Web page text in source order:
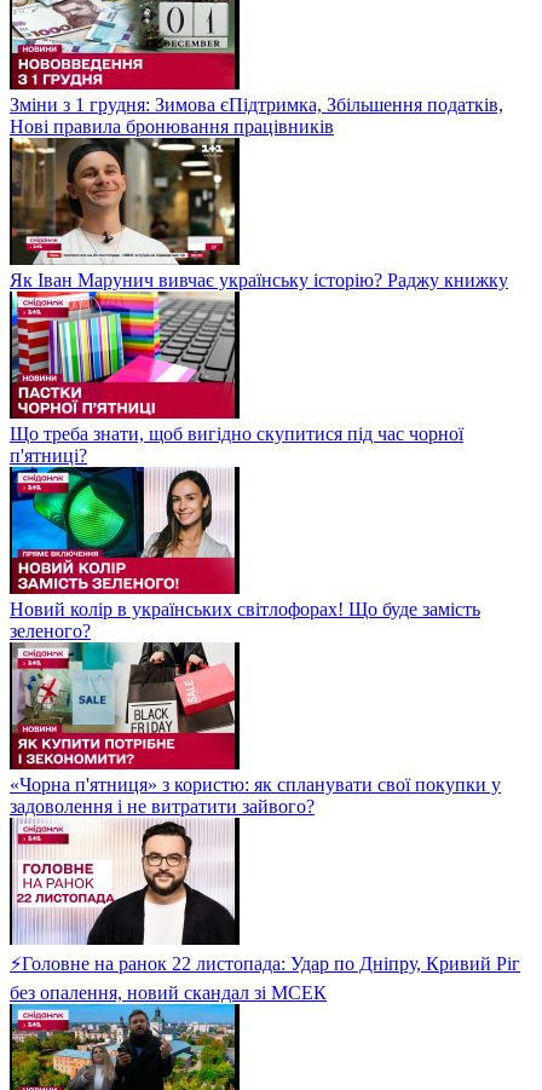
Зміни з 1 грудня: Зимова єПідтримка, Збільшення податків,
Нові правила бронювання працівників
Як Іван Марунич вивчає українську історію? Раджу книжку
Що треба знати, щоб вигідно скупитися під час чорної
п'ятниці?
Новий колір в українських світлофорах! Що буде замість
зеленого?
«Чорна п'ятниця» з користю: як спланувати свої покупки у
задоволення і не витратити зайвого?
⚡Головне на ранок 22 листопада: Удар по Дніпру, Кривий Ріг
без опалення, новий скандал зі МСЕК